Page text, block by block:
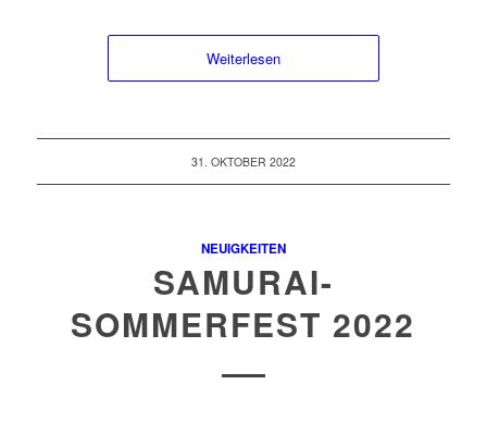
Weiterlesen
31. OKTOBER 2022
NEUIGKEITEN
SAMURAI-
SOMMERFEST 2022